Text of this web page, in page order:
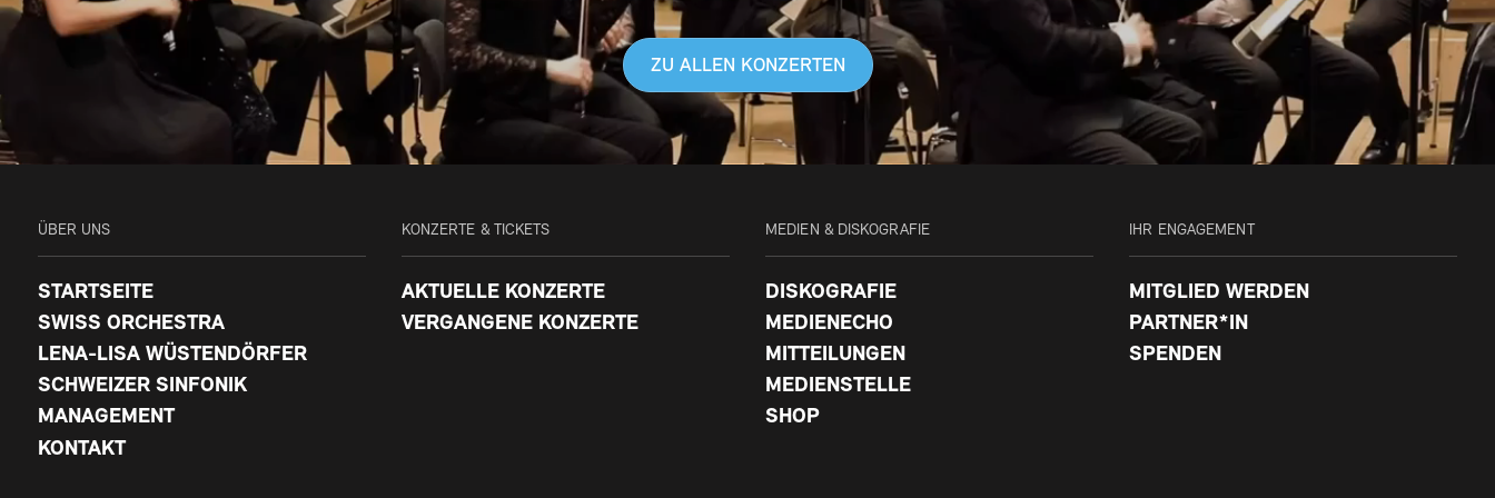
ZU ALLEN KONZERTEN
ÜBER UNS
STARTSEITE
SWISS ORCHESTRA
LENA-LISA WÜSTENDÖRFER
SCHWEIZER SINFONIK
MANAGEMENT
KONTAKT
KONZERTE & TICKETS
AKTUELLE KONZERTE
VERGANGENE KONZERTE
MEDIEN & DISKOGRAFIE
DISKOGRAFIE
MEDIENECHO
MITTEILUNGEN
MEDIENSTELLE
SHOP
IHR ENGAGEMENT
MITGLIED WERDEN
PARTNER*IN
SPENDEN